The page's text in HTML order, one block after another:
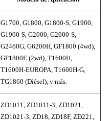
G1700, G1800, G1800-S, G1900,
G1900-S, G2000, G2000-S,
G2460G, G6200H, GF1800 (4wd),
GF1800E (2wd), T1600H,
T1600H-EUROPA, T1600H-G,
TG1860 (Diésel), y más.
ZD1011, ZD1011-3, ZD1021,
ZD1021-3, ZD18, ZD18F, ZD221,